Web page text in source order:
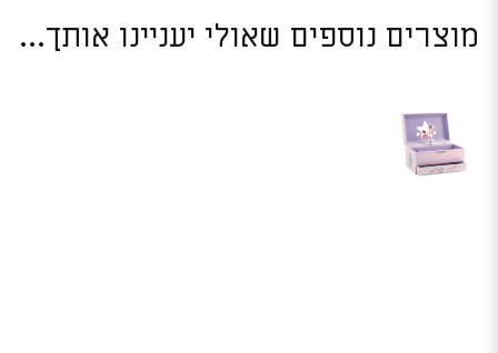
מוצרים נוספים שאולי יעניינו אותך...